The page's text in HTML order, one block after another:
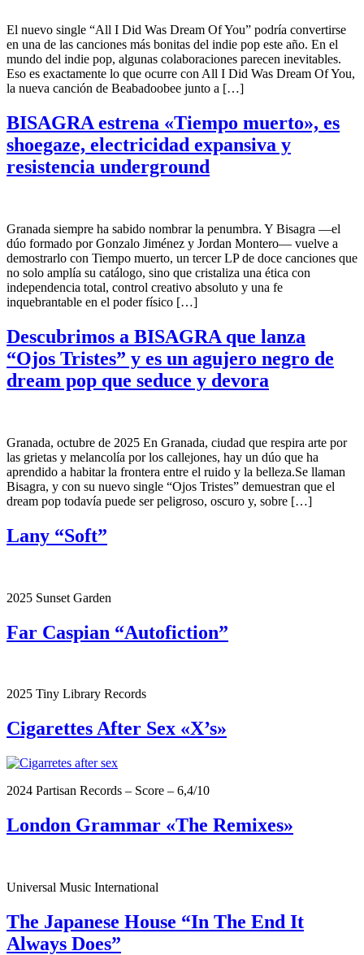
El nuevo single “All I Did Was Dream Of You” podría convertirse
en una de las canciones más bonitas del indie pop este año. En el
mundo del indie pop, algunas colaboraciones parecen inevitables.
Eso es exactamente lo que ocurre con All I Did Was Dream Of You,
la nueva canción de Beabadoobee junto a […]
BISAGRA estrena «Tiempo muerto», es
shoegaze, electricidad expansiva y
resistencia underground
Granada siempre ha sabido nombrar la penumbra. Y Bisagra —el
dúo formado por Gonzalo Jiménez y Jordan Montero— vuelve a
demostrarlo con Tiempo muerto, un tercer LP de doce canciones que
no solo amplía su catálogo, sino que cristaliza una ética con
independencia total, control creativo absoluto y una fe
inquebrantable en el poder físico […]
Descubrimos a BISAGRA que lanza
“Ojos Tristes” y es un agujero negro de
dream pop que seduce y devora
Granada, octubre de 2025 En Granada, ciudad que respira arte por
las grietas y melancolía por los callejones, hay un dúo que ha
aprendido a habitar la frontera entre el ruido y la belleza.Se llaman
Bisagra, y con su nuevo single “Ojos Tristes” demuestran que el
dream pop todavía puede ser peligroso, oscuro y, sobre […]
Lany “Soft”
2025 Sunset Garden
Far Caspian “Autofiction”
2025 Tiny Library Records
Cigarettes After Sex «X’s»
2024 Partisan Records – Score – 6,4/10
London Grammar «The Remixes»
Universal Music International
The Japanese House “In The End It
Always Does”